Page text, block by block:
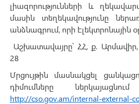
լիազորությունների և
մասին տեղեկավությունը
անձնագրում, որի էլեկտրոնային
Աշխատավայրը՝ ՀՀ, ք.
28
Մրցույթին մասնակցել
դիմումները
http://cso.gov.am/internal-external-